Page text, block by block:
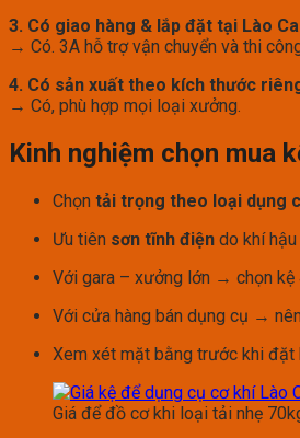
3. Có giao hàng & lắp đặt tại Lào
→ Có. 3A hỗ trợ vận chuyển và thi
4. Có sản xuất theo kích thước
→ Có, phù hợp mọi loại xưởng.
Kinh nghiệm chọn mua
Chọn tải trọng theo loại dụng
Ưu tiên sơn tĩnh điện do khí
Với gara – xưởng lớn → chọn kệ
Với cửa hàng bán dụng cụ →
Xem xét mặt bằng trước khi đặt
Giá để đồ cơ khi loại tải nhẹ